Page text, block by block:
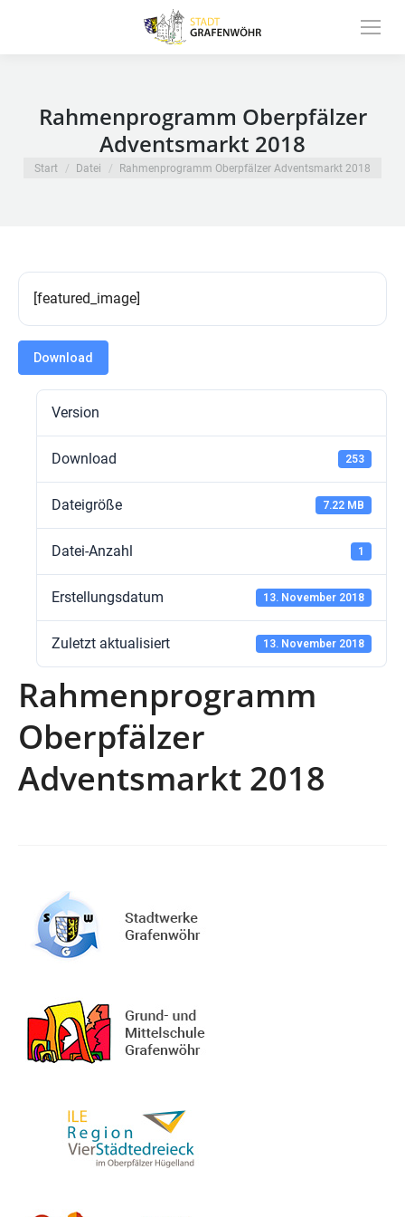
Rahmenprogramm Oberpfälzer
Adventsmarkt 2018
Sie befinden sich hier:
Start Datei Rahmenprogramm Oberpfälzer Adventsmarkt 2018
[featured_image]
Download
Version
Download 253
Dateigröße 7.22 MB
Datei-Anzahl 1
Erstellungsdatum 13. November 2018
Zuletzt aktualisiert 13. November 2018
Rahmenprogramm
Oberpfälzer
Adventsmarkt 2018